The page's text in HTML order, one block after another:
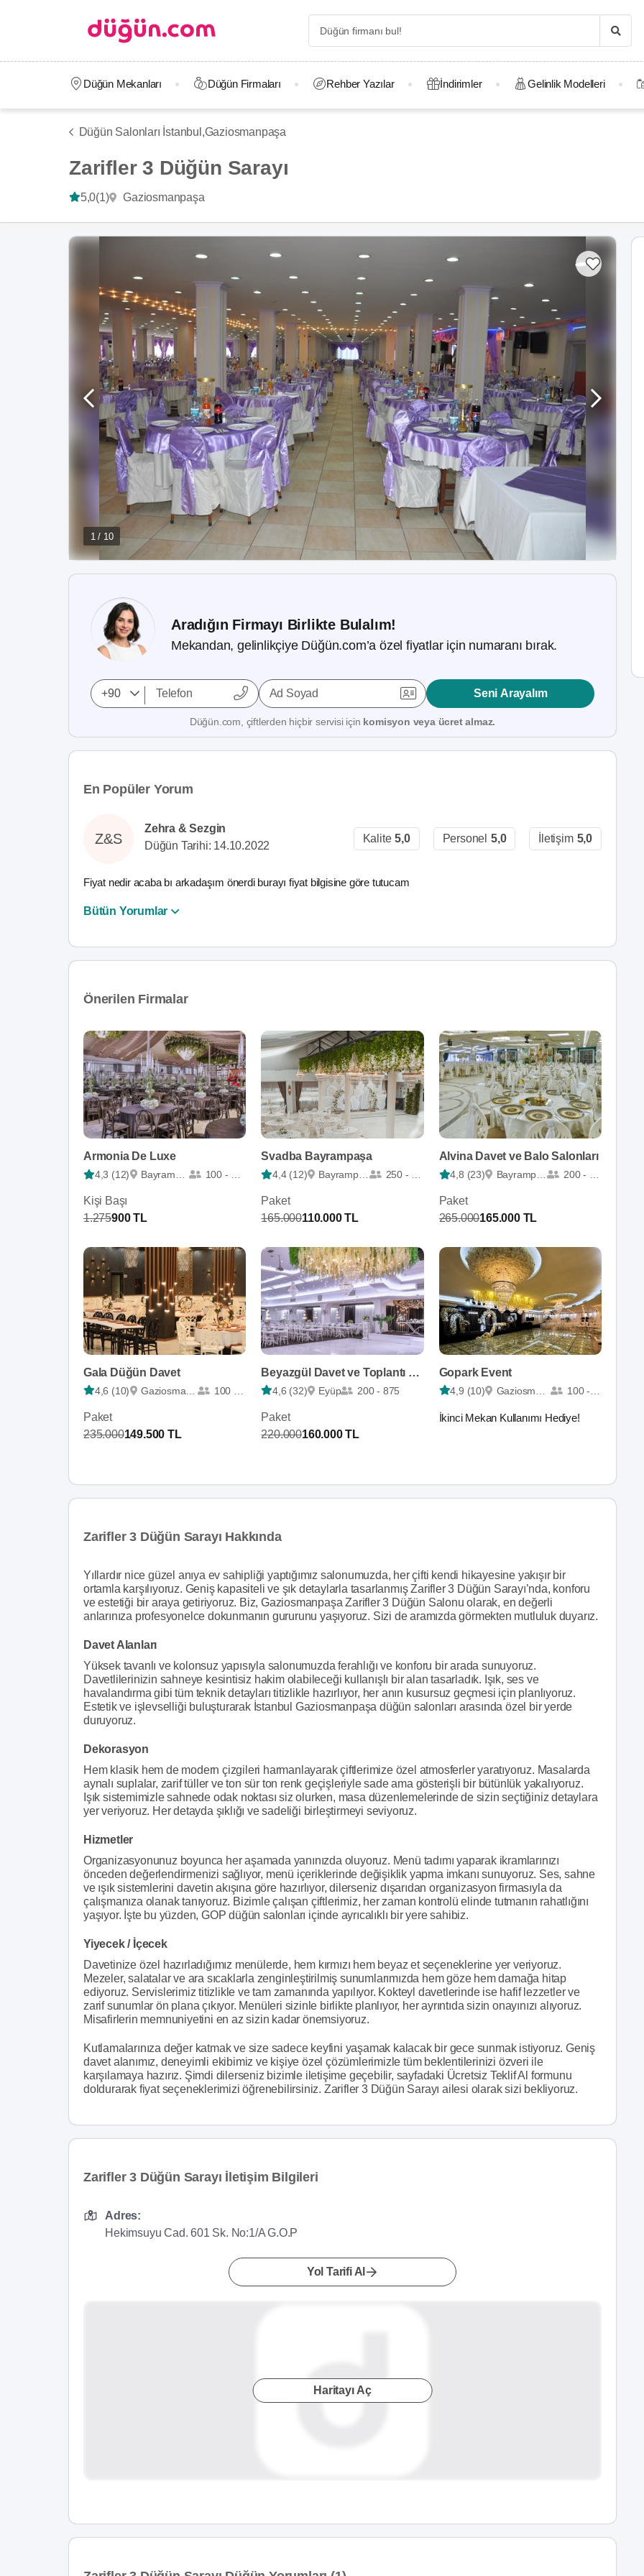
Düğün Mekanları Düğün Firmaları Rehber Yazılar İndirimler Gelinlik Modelleri
Düğün Salonları İstanbul,Gaziosmanpaşa
Zarifler 3 Düğün Sarayı
5,0(1) Gaziosmanpaşa
1 / 10
Aradığın Firmayı Birlikte Bulalım!
Mekandan, gelinlikçiye Düğün.com’a özel fiyatlar için numaranı bırak.
Ad Soyad Seni Arayalım
Düğün.com, çiftlerden hiçbir servisi için komisyon veya ücret almaz.
En Popüler Yorum
Z&S
Zehra & Sezgin
Düğün Tarihi: 14.10.2022
Kalite 5,0 Personel 5,0 İletişim 5,0
Fiyat nedir acaba bı arkadaşım önerdi burayı fiyat bilgisine göre tutucam
Bütün Yorumlar
Önerilen Firmalar
Armonia De Luxe
4,3 (12) Bayrampaşa 100 - 1100
Kişi Başı
1.275900 TL
Svadba Bayrampaşa
4,4 (12) Bayrampaşa 250 - 600
Paket
165.000110.000 TL
Alvina Davet ve Balo Salonları
4,8 (23) Bayrampaşa 200 - 700
Paket
265.000165.000 TL
Gala Düğün Davet
4,6 (10) Gaziosmanpaşa 100 - 625
Paket
235.000149.500 TL
Beyazgül Davet ve Toplantı Merkezi
4,6 (32) Eyüp 200 - 875
Paket
220.000160.000 TL
Gopark Event
4,9 (10) Gaziosmanpaşa 100 - 1200
İkinci Mekan Kullanımı Hediye!
Zarifler 3 Düğün Sarayı Hakkında
Yıllardır nice güzel anıya ev sahipliği yaptığımız salonumuzda, her çifti kendi hikayesine yakışır bir
ortamla karşılıyoruz. Geniş kapasiteli ve şık detaylarla tasarlanmış Zarifler 3 Düğün Sarayı’nda, konforu
ve estetiği bir araya getiriyoruz. Biz, Gaziosmanpaşa Zarifler 3 Düğün Salonu olarak, en değerli
anlarınıza profesyonelce dokunmanın gururunu yaşıyoruz. Sizi de aramızda görmekten mutluluk duyarız.
Davet Alanları
Yüksek tavanlı ve kolonsuz yapısıyla salonumuzda ferahlığı ve konforu bir arada sunuyoruz.
Davetlilerinizin sahneye kesintisiz hakim olabileceği kullanışlı bir alan tasarladık. Işık, ses ve
havalandırma gibi tüm teknik detayları titizlikle hazırlıyor, her anın kusursuz geçmesi için planlıyoruz.
Estetik ve işlevselliği buluşturarak İstanbul Gaziosmanpaşa düğün salonları arasında özel bir yerde
duruyoruz.
Dekorasyon
Hem klasik hem de modern çizgileri harmanlayarak çiftlerimize özel atmosferler yaratıyoruz. Masalarda
aynalı suplalar, zarif tüller ve ton sür ton renk geçişleriyle sade ama gösterişli bir bütünlük yakalıyoruz.
Işık sistemimizle sahnede odak noktası siz olurken, masa düzenlemelerinde de sizin seçtiğiniz detaylara
yer veriyoruz. Her detayda şıklığı ve sadeliği birleştirmeyi seviyoruz.
Hizmetler
Organizasyonunuz boyunca her aşamada yanınızda oluyoruz. Menü tadımı yaparak ikramlarınızı
önceden değerlendirmenizi sağlıyor, menü içeriklerinde değişiklik yapma imkanı sunuyoruz. Ses, sahne
ve ışık sistemlerini davetin akışına göre hazırlıyor, dilerseniz dışarıdan organizasyon firmasıyla da
çalışmanıza olanak tanıyoruz. Bizimle çalışan çiftlerimiz, her zaman kontrolü elinde tutmanın rahatlığını
yaşıyor. İşte bu yüzden, GOP düğün salonları içinde ayrıcalıklı bir yere sahibiz.
Yiyecek / İçecek
Davetinize özel hazırladığımız menülerde, hem kırmızı hem beyaz et seçeneklerine yer veriyoruz.
Mezeler, salatalar ve ara sıcaklarla zenginleştirilmiş sunumlarımızda hem göze hem damağa hitap
ediyoruz. Servislerimiz titizlikle ve tam zamanında yapılıyor. Kokteyl davetlerinde ise hafif lezzetler ve
zarif sunumlar ön plana çıkıyor. Menüleri sizinle birlikte planlıyor, her ayrıntıda sizin onayınızı alıyoruz.
Misafirlerin memnuniyetini en az sizin kadar önemsiyoruz.
Kutlamalarınıza değer katmak ve size sadece keyfini yaşamak kalacak bir gece sunmak istiyoruz. Geniş
davet alanımız, deneyimli ekibimiz ve kişiye özel çözümlerimizle tüm beklentilerinizi özveri ile
karşılamaya hazırız. Şimdi dilerseniz bizimle iletişime geçebilir, sayfadaki Ücretsiz Teklif Al formunu
doldurarak fiyat seçeneklerimizi öğrenebilirsiniz. Zarifler 3 Düğün Sarayı ailesi olarak sizi bekliyoruz.
Zarifler 3 Düğün Sarayı İletişim Bilgileri
Adres:
Hekimsuyu Cad. 601 Sk. No:1/A G.O.P
Yol Tarifi Al
Haritayı Aç